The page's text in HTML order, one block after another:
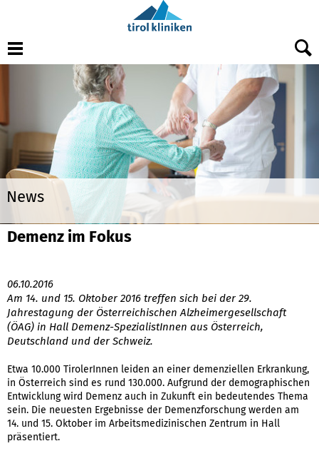
News
Demenz im Fokus
06.10.2016
Am 14. und 15. Oktober 2016 treffen sich bei der 29.
Jahrestagung der Österreichischen Alzheimergesellschaft
(ÖAG) in Hall Demenz-SpezialistInnen aus Österreich,
Deutschland und der Schweiz.
Etwa 10.000 TirolerInnen leiden an einer demenziellen Erkrankung,
in Österreich sind es rund 130.000. Aufgrund der demographischen
Entwicklung wird Demenz auch in Zukunft ein bedeutendes Thema
sein. Die neuesten Ergebnisse der Demenzforschung werden am
14. und 15. Oktober im Arbeitsmedizinischen Zentrum in Hall
präsentiert.